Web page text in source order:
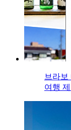
브라
여행